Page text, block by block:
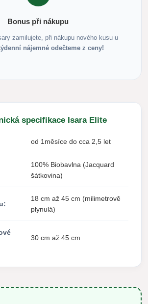
Bonus při nákupu
zamilujete, při nákupu nového kusu u
nájemné odečteme z ceny!
specifikace Isara Elite
od 1měsíce do cca 2,5 let
100% Biobavlna (Jacquard
šátkovina)
18 cm až 45 cm (milimetrově
plynulá)
30 cm až 45 cm